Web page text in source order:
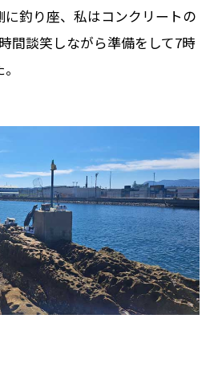
釣り座、私はコンクリートの
間談笑しながら準備をして7時